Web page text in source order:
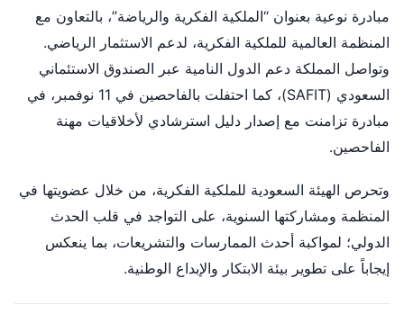
مبادرة نوعية بعنوان “الملكية الفكرية والرياضة”، بالتعاون مع
المنظمة العالمية للملكية الفكرية، لدعم الاستثمار الرياضي.
وتواصل المملكة دعم الدول النامية عبر الصندوق الاستئماني
السعودي (SAFIT)، كما احتفلت بالفاحصين في 11 نوفمبر، في
مبادرة تزامنت مع إصدار دليل استرشادي لأخلاقيات مهنة
الفاحصين.
وتحرص الهيئة السعودية للملكية الفكرية، من خلال عضويتها في
المنظمة ومشاركتها السنوية، على التواجد في قلب الحدث
الدولي؛ لمواكبة أحدث الممارسات والتشريعات، بما ينعكس
إيجاباً على تطوير بيئة الابتكار والإبداع الوطنية.